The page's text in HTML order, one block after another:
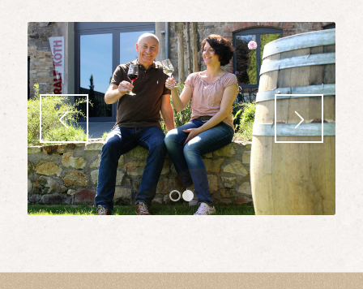
1 2